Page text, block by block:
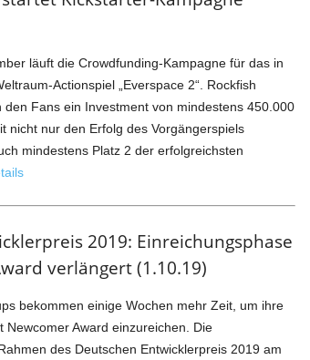
läuft die Crowdfunding-Kampagne für das in
Actionspiel „Everspace 2“. Rockfish
den Fans ein Investment von mindestens 450.000
nicht nur den Erfolg des Vorgängerspiels
mindestens Platz 2 der erfolgreichsten
2019: Einreichungsphase
verlängert (1.10.19)
bekommen einige Wochen mehr Zeit, um ihre
Newcomer Award einzureichen. Die
des Deutschen Entwicklerpreis 2019 am